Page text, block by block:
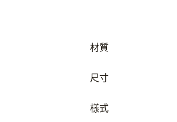
材質
尺寸
樣式